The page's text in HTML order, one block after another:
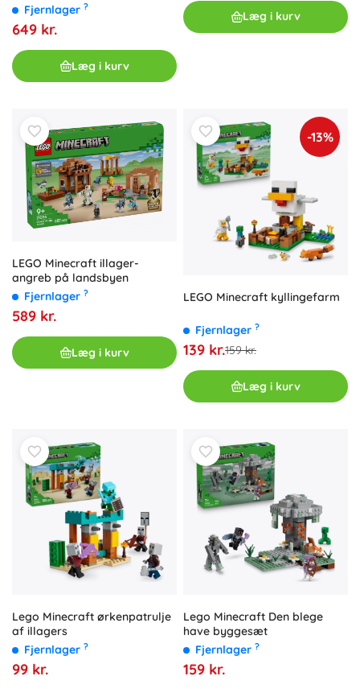
Fjernlager ?
649 kr.
Læg i kurv
Læg i kurv
LEGO Minecraft illager-
angreb på landsbyen
Fjernlager ?
589 kr.
Læg i kurv
-13%
LEGO Minecraft kyllingefarm
Fjernlager ?
139 kr.159 kr.
Læg i kurv
Lego Minecraft ørkenpatrulje
af illagers
Fjernlager ?
99 kr.
Lego Minecraft Den blege
have byggesæt
Fjernlager ?
159 kr.